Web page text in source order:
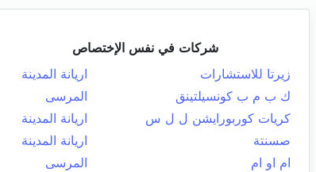
شركات في نفس الإختصاص
زيرتا للاستشارات
اريانة المدينة
ك ب م ب كونسيلتينق
المرسى
كريات كوربورايشن ل ل س
اريانة المدينة
صسنتة
اريانة المدينة
ام او ام
المرسى